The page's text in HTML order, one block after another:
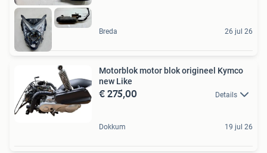
Breda 26 jul 26
Motorblok motor blok origineel Kymco
new Like
€ 275,00 Details
Dokkum 19 jul 26